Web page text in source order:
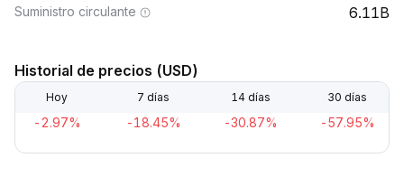
Suministro circulante 6.11B
Historial de precios (USD)
Hoy 7 días 14 días 30 días
-2.97% -18.45% -30.87% -57.95%